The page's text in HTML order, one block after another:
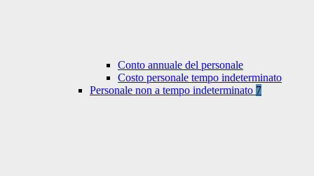
Conto annuale del personale
Costo personale tempo indeterminato
Personale non a tempo indeterminato 7